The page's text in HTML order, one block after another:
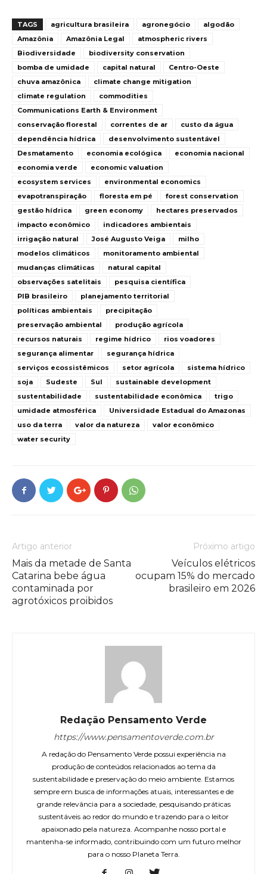
TAGS agricultura brasileira agronegócio
algodão
Amazônia
Amazônia Legal
atmospheric rivers
Biodiversidade
biodiversity conservation
bomba de umidade
capital natural
Centro-Oeste
chuva amazônica
climate change mitigation
climate regulation
commodities
Communications Earth & Environment
conservação florestal
correntes de ar
custo da água
dependência hídrica
desenvolvimento sustentável
Desmatamento
economia ecológica
economia nacional
economia verde
economic valuation
ecosystem services
environmental economics
evapotranspiração
floresta em pé
forest conservation
gestão hídrica
green economy
hectares preservados
impacto econômico
indicadores ambientais
irrigação natural
José Augusto Veiga
milho
modelos climáticos
monitoramento ambiental
mudanças climáticas
natural capital
observações satelitais
pesquisa científica
PIB brasileiro
planejamento territorial
políticas ambientais
precipitação
preservação ambiental
produção agrícola
recursos naturais
regime hídrico
rios voadores
segurança alimentar
segurança hídrica
serviços ecossistêmicos
setor agrícola
sistema hídrico
soja
Sudeste Sul
sustainable development
sustentabilidade
sustentabilidade econômica
trigo
umidade atmosférica
Universidade Estadual do Amazonas
uso da terra
valor da natureza
valor econômico
water security
Artigo anterior
Mais da metade de Santa
Catarina bebe água
contaminada por
agrotóxicos proibidos
Próximo artigo
Veículos elétricos
ocupam 15% do mercado
brasileiro em 2026
Redação Pensamento Verde
https://www.pensamentoverde.com.br
A redação do Pensamento Verde possui experiência na
produção de conteúdos relacionados ao tema da
sustentabilidade e preservação do meio ambiente. Estamos
sempre em busca de informações atuais, interessantes e de
grande relevância para a sociedade, pesquisando práticas
sustentáveis ao redor do mundo e trazendo para o leitor
apaixonado pela natureza. Acompanhe nosso portal e
mantenha-se informado, contribuindo com um futuro melhor
para o nosso Planeta Terra.